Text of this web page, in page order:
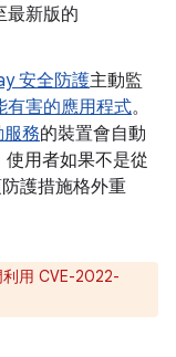
最新版的
安全防護主動監
有害的應用程式。
務的裝置會自動
用者如果不是從
護措施格外重
用 CVE-2022-